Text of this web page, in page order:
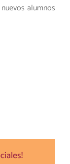
alumnos